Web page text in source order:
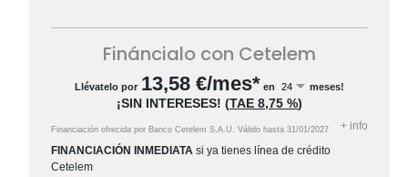
Fináncialo con Cetelem
Llévatelo por 13,58 €/mes* en meses!
¡SIN INTERESES! (TAE 8,75 %)
Financiación ofrecida por Banco Cetelem S.A.U. Válido hasta 31/01/2027 + info
FINANCIACIÓN INMEDIATA si ya tienes línea de crédito
Cetelem